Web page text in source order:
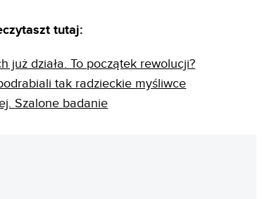
tutaj:
już działa. To początek rewolucji?
tak radzieckie myśliwce
Szalone badanie